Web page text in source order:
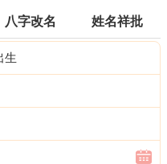
八字改名 姓名祥批
生